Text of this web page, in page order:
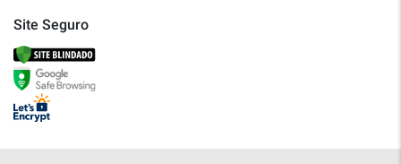
Site Seguro